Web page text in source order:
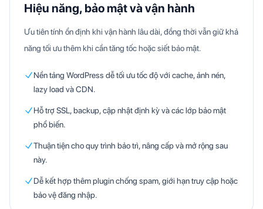
Hiệu năng, bảo mật và vận hành
Ưu tiên tính ổn định khi vận hành lâu dài, đồng thời vẫn giữ khả
năng tối ưu thêm khi cần tăng tốc hoặc siết bảo mật.
Nền tảng WordPress dễ tối ưu tốc độ với cache, ảnh nén,
lazy load và CDN.
Hỗ trợ SSL, backup, cập nhật định kỳ và các lớp bảo mật
phổ biến.
Thuận tiện cho quy trình bảo trì, nâng cấp và mở rộng sau
này.
Dễ kết hợp thêm plugin chống spam, giới hạn truy cập hoặc
bảo vệ đăng nhập.